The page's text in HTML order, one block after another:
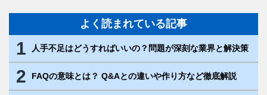
よく読まれている記事
1 人手不足はどうすればいいの？問題が深刻な業界と解決策
2 FAQの意味とは？ Q&Aとの違いや作り方など徹底解説